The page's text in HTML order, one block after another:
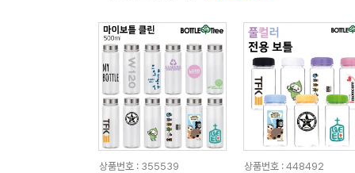
상품번호 : 355539
상품번호 : 448492